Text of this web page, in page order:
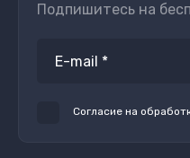
Подпишитесь на
Согласие на